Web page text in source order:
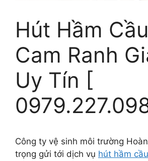
Hút Hầm
Cam Ranh
Uy Tín [
Công ty vệ sinh môi trường
trọng gửi tới dịch vụ hút hầm